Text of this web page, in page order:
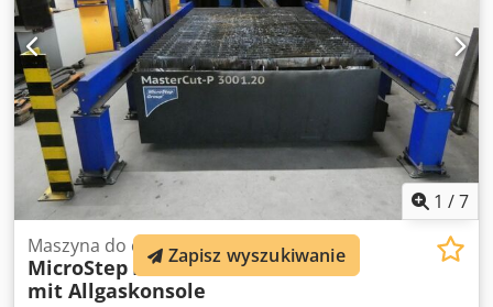
1 /7
Maszyna do cięcia plazmowego
MicroStep MasterCut-P 3001.20
mit Allgaskonsole
Zapisz wyszukiwanie